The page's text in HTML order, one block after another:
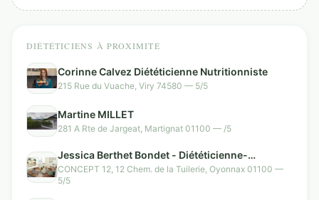
DIÉTÉTICIENS À PROXIMITÉ
Corinne Calvez Diététicienne Nutritionniste
215 Rue du Vuache, Viry 74580 — 5/5
Martine MILLET
281 A Rte de Jargeat, Martignat 01100 — /5
Jessica Berthet Bondet - Diététicienne-
Nutritionniste & Naturopathe
CONCEPT 12, 12 Chem. de la Tuilerie, Oyonnax 01100 —
5/5